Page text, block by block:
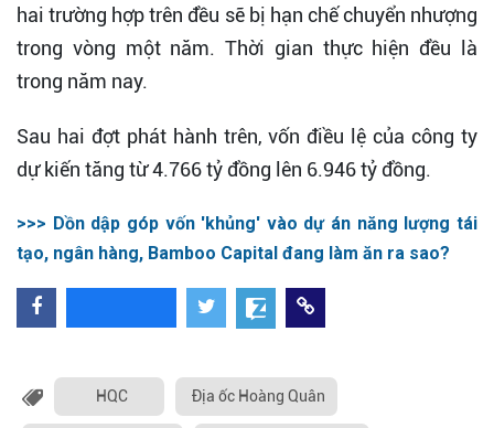
hai trường hợp trên đều sẽ bị hạn chế chuyển nhượng
trong vòng một năm. Thời gian thực hiện đều là
trong năm nay.
Sau hai đợt phát hành trên, vốn điều lệ của công ty
dự kiến tăng từ 4.766 tỷ đồng lên 6.946 tỷ đồng.
>>> Dồn dập góp vốn 'khủng' vào dự án năng lượng tái
tạo, ngân hàng, Bamboo Capital đang làm ăn ra sao?
HQC Địa ốc Hoàng Quân